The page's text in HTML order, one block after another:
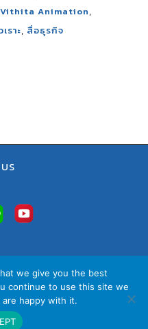
Vithita Animation,
ราะ, สื่อธุรกิจ
085-6324
we give you the best
continue to use this site we
happy with it.